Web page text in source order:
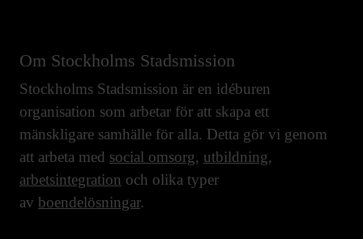
Om Stockholms Stadsmission
Stockholms Stadsmission är en idéburen
organisation som arbetar för att skapa ett
mänskligare samhälle för alla. Detta gör vi genom
att arbeta med social omsorg, utbildning,
arbetsintegration och olika typer
av boendelösningar.